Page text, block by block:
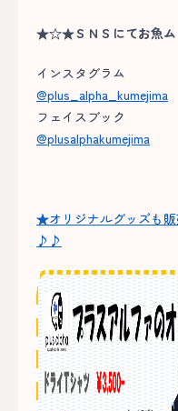
★☆★ＳＮＳにてお魚
インスタグラム
@plus_alpha_kumejima
フェイスブック
@plusalphakumejima
★オリジナルグッズも
♪♪